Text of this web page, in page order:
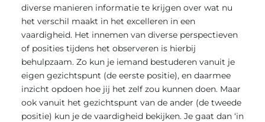
diverse manieren informatie te krijgen over wat nu
het verschil maakt in het excelleren in een
vaardigheid. Het innemen van diverse perspectieven
of posities tijdens het observeren is hierbij
behulpzaam. Zo kun je iemand bestuderen vanuit je
eigen gezichtspunt (de eerste positie), en daarmee
inzicht opdoen hoe jij het zelf zou kunnen doen. Maar
ook vanuit het gezichtspunt van de ander (de tweede
positie) kun je de vaardigheid bekijken. Je gaat dan ‘in